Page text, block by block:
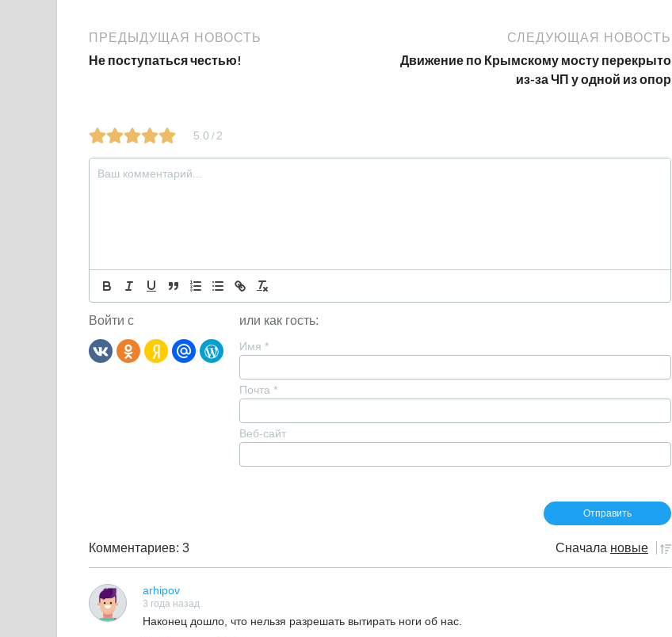
ПРЕДЫДУЩАЯ НОВОСТЬ
Не поступаться честью!
СЛЕДУЮЩАЯ НОВОСТЬ
Движение по Крымскому мосту перекрыто
из-за ЧП у одной из опор
5.0 / 2
Войти с или как гость:
Имя *
Почта *
Веб-сайт
Комментариев: 3 Сначала новые
arhipov
3 года назад
Наконец дошло, что нельзя разрешать вытирать ноги об нас.